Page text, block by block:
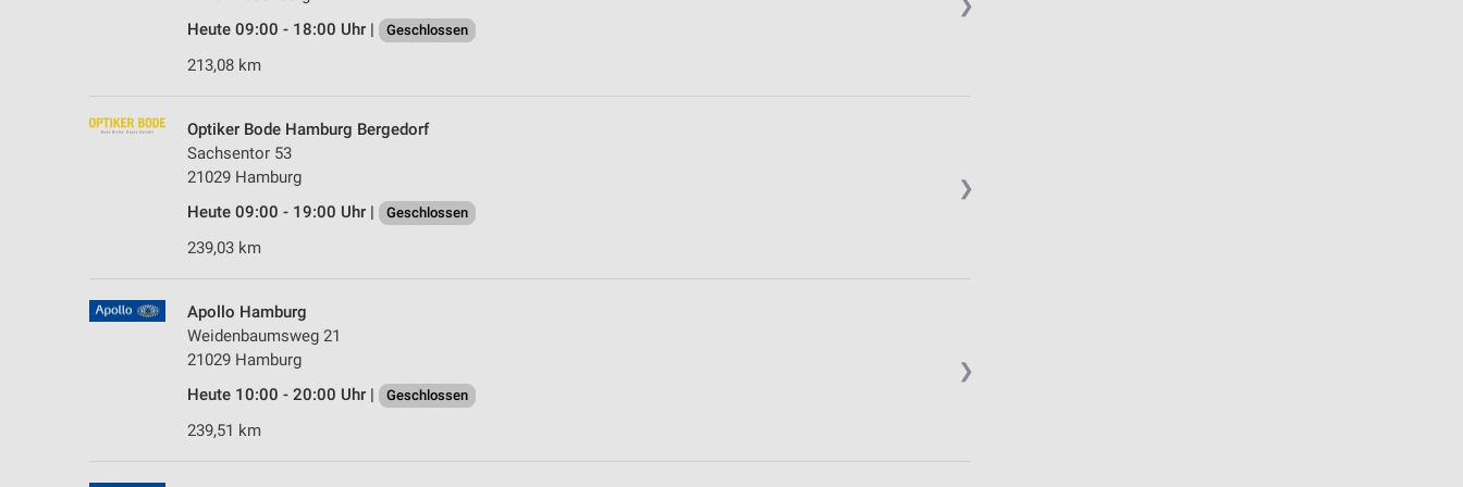
❯
Heute 09:00 - 18:00 Uhr |
Geschlossen
213,08 km
❯
Optiker Bode Hamburg Bergedorf
Sachsentor 53
21029 Hamburg
Heute 09:00 - 19:00 Uhr |
Geschlossen
239,03 km
❯
Apollo Hamburg
Weidenbaumsweg 21
21029 Hamburg
Heute 10:00 - 20:00 Uhr |
Geschlossen
239,51 km